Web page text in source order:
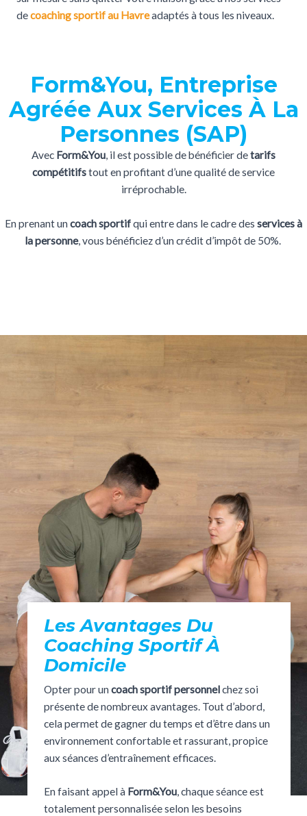
decoaching sportif au Havreadaptés à tous les niveaux.
Form&You, Entreprise
Agréée Aux Services À La
Personnes (SAP)
Avec Form&You, il est possible de bénéficier detarifs
compétitifstout en profitant d’une qualité de service
irréprochable.
En prenant un coach sportifqui entre dans le cadre des services à
la personne, vous bénéficiez d’un crédit d’impôt de 50%.
Les Avantages Du
Coaching Sportif À
Domicile
Opter pour un coach sportif personnelchez soi
présente de nombreux avantages. Tout d’abord,
cela permet de gagner du temps et d’être dans un
environnement confortable et rassurant, propice
aux séances d’entraînement efficaces.
En faisant appel à Form&You, chaque séance est
totalement personnalisée selon les besoins